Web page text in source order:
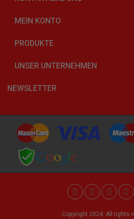
MEIN KONTO
PRODUKTE
UNSER UNTERNEHMEN
NEWSLETTER
Copyright 2024. All rights